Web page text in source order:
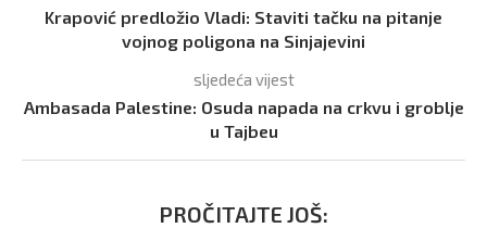
Krapović predložio Vladi: Staviti tačku na pitanje
vojnog poligona na Sinjajevini
sljedeća vijest
Ambasada Palestine: Osuda napada na crkvu i groblje
u Tajbeu
PROČITAJTE JOŠ: